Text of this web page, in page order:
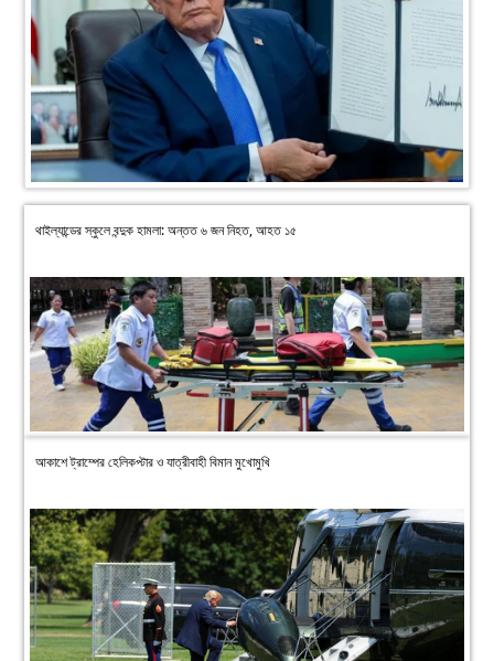
থাইল্যান্ডের স্কুলে বন্দুক হামলা: অন্তত ৬ জন নিহত, আহত ১৫
আকাশে ট্রাম্পের হেলিকপ্টার ও যাত্রীবাহী বিমান মুখোমুখি